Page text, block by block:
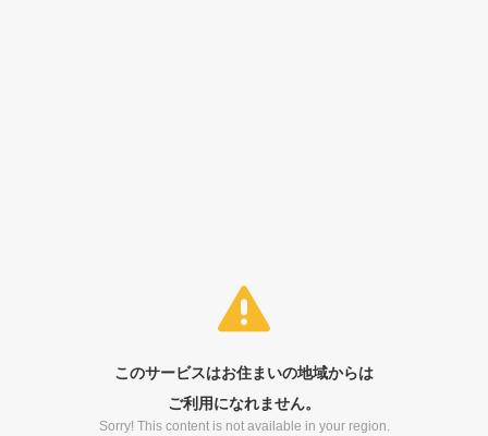
このサービスはお住まいの地域からは
ご利用になれません。
Sorry! This content is not available in your region.